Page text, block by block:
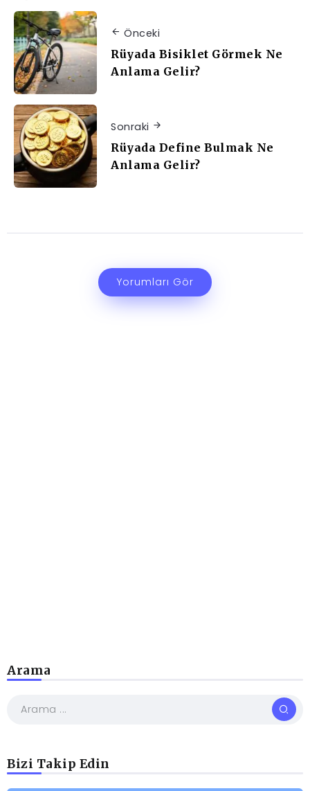
Önceki
Rüyada Bisiklet Görmek Ne
Anlama Gelir?
Sonraki
Rüyada Define Bulmak Ne
Anlama Gelir?
Yorumları Gör
Arama
Bizi Takip Edin